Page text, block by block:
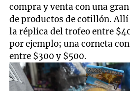
compra y venta con una
de productos de cotillón. Allí
la réplica del trofeo entre
por ejemplo; una corneta
entre $300 y $500.